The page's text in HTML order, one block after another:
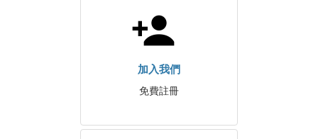
加入我們
免費註冊